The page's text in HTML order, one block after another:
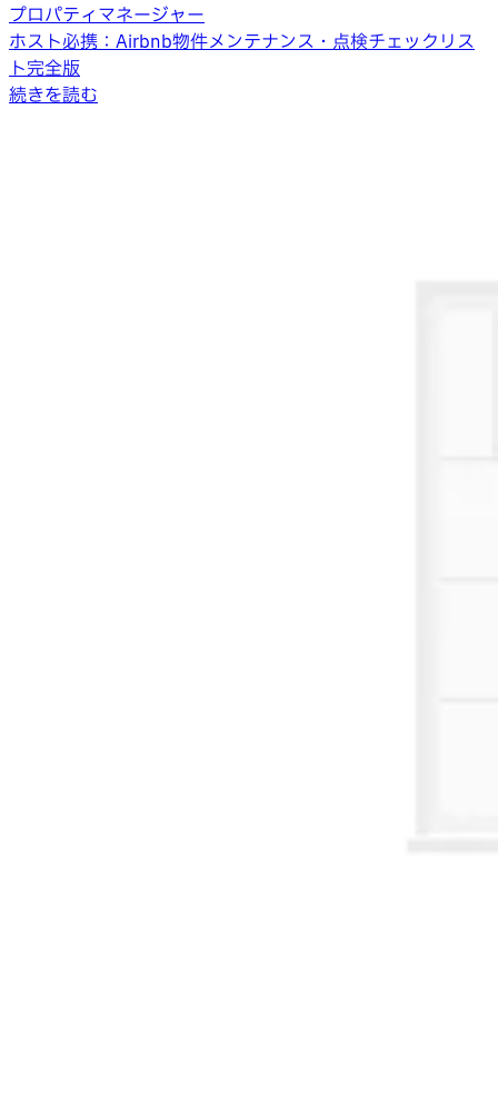
プロパティマネージャー
ホスト必携：Airbnb物件メンテナンス・点検チェックリス
ト完全版
続きを読む